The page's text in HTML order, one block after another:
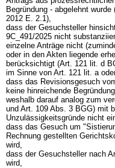
Begründung - abgelehnt
2012 E. 2.1),
dass der Gesuchsteller
9C_491/2025 nicht
einzelne Anträge nicht
oder in den Akten liegende
berücksichtigt (Art. 121 lit. d
im Sinne von Art. 121 lit. a
dass das Revisionsgesuch
keine hinreichende
weshalb darauf analog zum
und Art. 109 Abs. 3 BGG) mit
Unzulässigkeitsgründe nicht
dass das Gesuch um
Rechnung gestellten
wird,
dass der Gesuchsteller nach
wird,